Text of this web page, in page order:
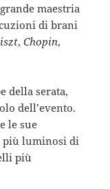
maestria
di brani
,Chopin,
della serata,
dell’evento.
le sue
più luminosi di
più